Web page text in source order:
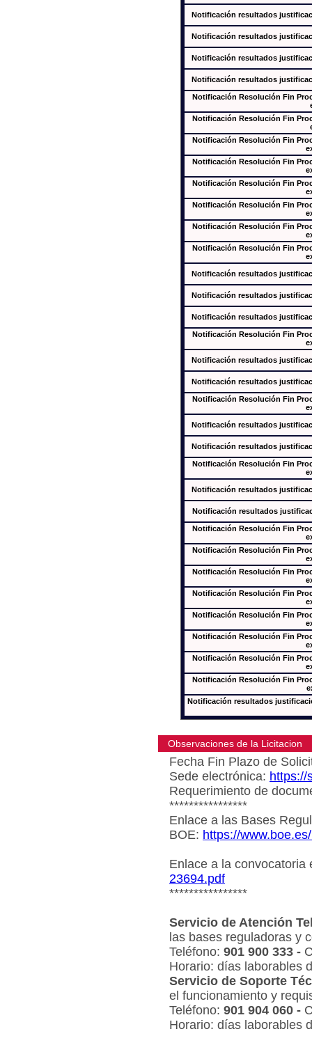
Notificación resultados
Notificación resultados
Notificación resultados
Notificación resultados
Notificación Resolución Fin
Notificación Resolución Fin
Notificación Resolución Fin
Notificación Resolución Fin
Notificación Resolución Fin
Notificación Resolución Fin
Notificación Resolución Fin
Notificación Resolución Fin
Notificación resultados
Notificación resultados
Notificación resultados
Notificación Resolución Fin
Notificación resultados
Notificación resultados
Notificación Resolución Fin
Notificación resultados
Notificación resultados
Notificación Resolución Fin
Notificación resultados
Notificación resultados
Notificación Resolución Fin
Notificación Resolución Fin
Notificación Resolución Fin
Notificación Resolución Fin
Notificación Resolución Fin
Notificación Resolución Fin
Notificación Resolución Fin
Notificación Resolución Fin
Notificación resultados
Observaciones de la Licitacion
Fecha Fin Plazo de
Sede electrónica: https://
Requerimiento de
****************
Enlace a las Bases
BOE: https://
Enlace a la
23694.pdf
****************
Servicio de Atención
las bases reguladoras y
Teléfono: 901 900 333 -
Horario: días laborables
Servicio de Soporte
el funcionamiento y
Teléfono: 901 904 060 -
Horario: días laborables